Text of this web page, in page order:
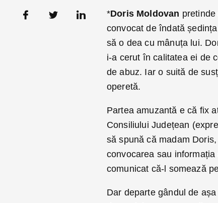
*Doris Moldovan
convocat de îndată
să o dea cu mânuța lui.
i-a cerut în calitatea ei de
de abuz. Iar o suită de
operetă.
Partea amuzantă e că fix
Consiliului Județean
să spună că madam
convocarea sau
comunicat că-l somează
Dar departe gândul de